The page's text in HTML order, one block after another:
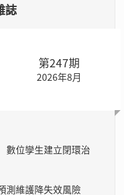
誌
第247期
2026年8月
位孿生建立閉環治
維護降失效風險